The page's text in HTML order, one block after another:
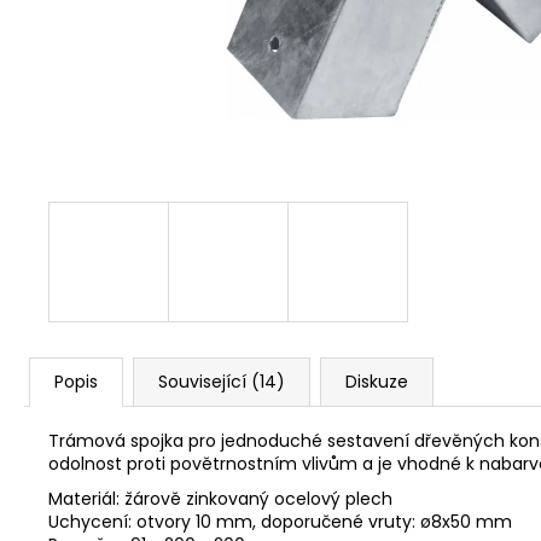
Popis Související (14) Diskuze
Trámová spojka pro jednoduché sestavení dřevěných
odolnost proti povětrnostním vlivům a je vhodné k
Materiál: žárově zinkovaný ocelový plech
Uchycení: otvory 10 mm, doporučené vruty: ø8x50 mm
NÝT DUTÝ DVOJDÍLNÝ 3,5X10 NIKL